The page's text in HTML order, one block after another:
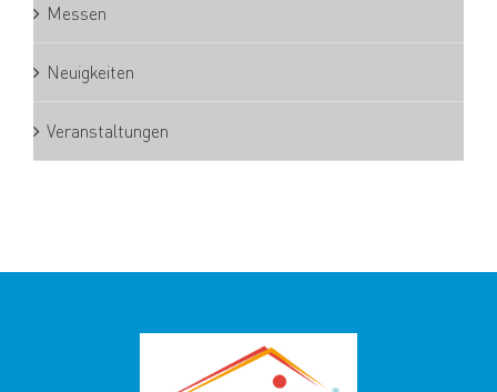
Messen
Neuigkeiten
Veranstaltungen